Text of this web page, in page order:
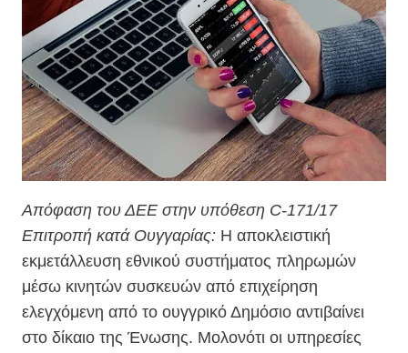
Απόφαση του ΔΕΕ στην υπόθεση C-171/17
Επιτροπή κατά Ουγγαρίας: Η αποκλειστική
εκμετάλλευση εθνικού συστήματος πληρωμών
μέσω κινητών συσκευών από επιχείρηση
ελεγχόμενη από το ουγγρικό Δημόσιο αντιβαίνει
στο δίκαιο της Ένωσης. Μολονότι οι υπηρεσίες